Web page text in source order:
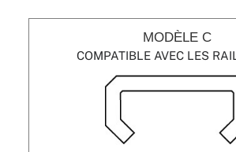
MODÈLE C
COMPATIBLE AVEC LES